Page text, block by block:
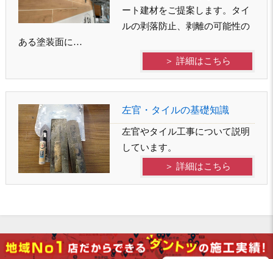
ート建材をご提案します。タイ
ルの剥落防止、剥離の可能性の
ある塗装面に…
＞ 詳細はこちら
左官・タイルの基礎知識
左官やタイル工事について説明
しています。
＞ 詳細はこちら